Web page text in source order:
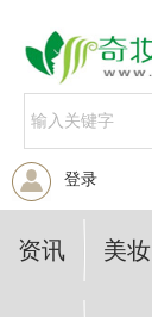
登录
资讯 美妆